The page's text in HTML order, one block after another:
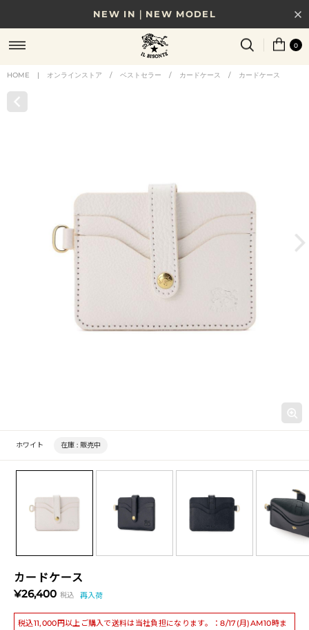
NEW IN｜NEW MODEL
8/17(月)10時まで｜税込11,000円以上で送料無料
贈る相手やシーンから選べる、新しいギフトガイド
0
HOME | オンラインストア / ベストセラー / カードケース / カードケース
カードケース
¥26,400 税込 再入荷
税込11,000円以上ご購入で送料は当社負担になります。：8/17(月)AM10時ま
ホワイト 在庫 : 販売中